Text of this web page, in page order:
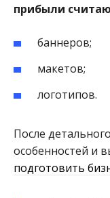
прибыли
баннеров;
макетов;
логотипов.
После
особенностей и
подготовить